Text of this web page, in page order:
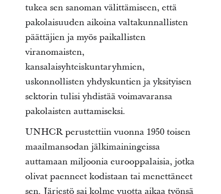
tukea sen sanoman välittämiseen, että
pakolaisuuden aikoina valtakunnallisten
päättäjien ja myös paikallisten
viranomaisten,
kansalaisyhteiskuntaryhmien,
uskonnollisten yhdyskuntien ja yksityisen
sektorin tulisi yhdistää voimavaransa
pakolaisten auttamiseksi.
UNHCR perustettiin vuonna 1950 toisen
maailmansodan jälkimainingeissa
auttamaan miljoonia eurooppalaisia, jotka
olivat paenneet kodistaan tai menettäneet
sen. Järjestö sai kolme vuotta aikaa työnsä